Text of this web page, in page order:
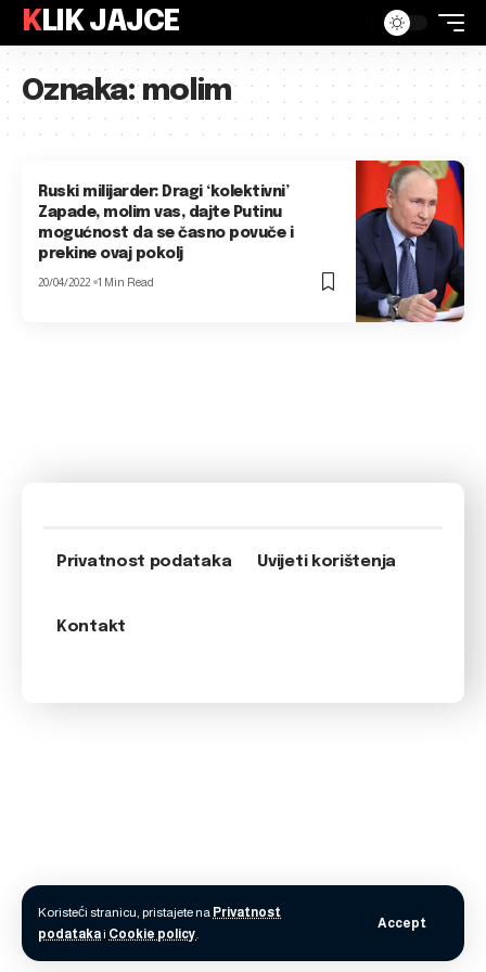
Koristeći stranicu, pristajete na Privatnost
podatakai Cookie policy.
Accept
KLIK JAJCE
Oznaka:molim
Ruski milijarder: Dragi ‘kolektivni’
Zapade, molim vas, dajte Putinu
mogućnost da se časno povuče i
prekine ovaj pokolj
20/04/2022 1 Min Read
Privatnost podataka Uvijeti korištenja
Kontakt